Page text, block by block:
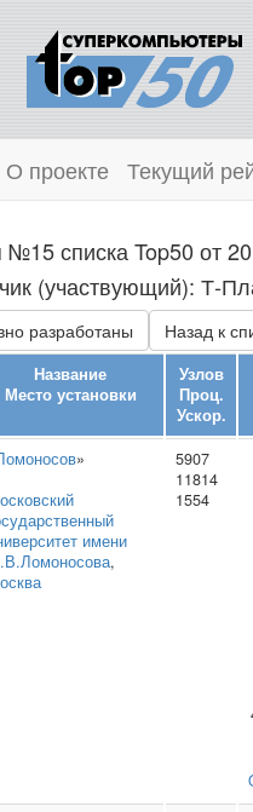
О проекте Текущий
№15 списка Top50 от
(участвующий):
разработаны Назад к
Название
Место установки
Узлов
Проц.
Ускор.
»
имени
,
5907
11814
1554